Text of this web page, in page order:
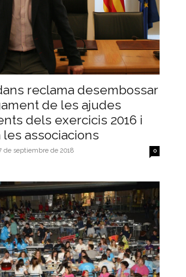
reclama desembossar
de les ajudes
dels exercicis 2016 i
les associacions
de septiembre de 2018 0